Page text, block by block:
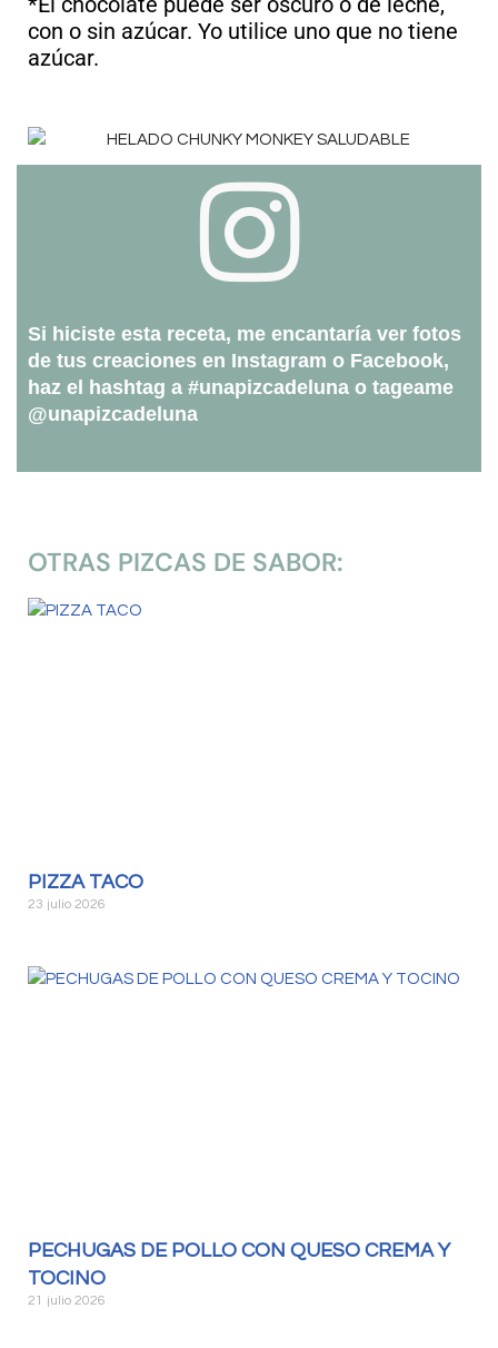
con o sin azúcar. Yo utilice uno que no tiene
azúcar.
Si hiciste esta receta, me encantaría ver fotos
de tus creaciones en Instagram o Facebook,
haz el hashtag a #unapizcadeluna o tageame
@unapizcadeluna
OTRAS PIZCAS DE SABOR:
PIZZA TACO
23 julio 2026
PECHUGAS DE POLLO CON QUESO CREMA Y
TOCINO
21 julio 2026